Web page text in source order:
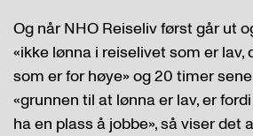
Og når NHO Reiseliv først går ut
«ikke lønna i reiselivet som er lav,
som er for høye» og 20 timer
«grunnen til at lønna er lav, er
ha en plass å jobbe», så viser det